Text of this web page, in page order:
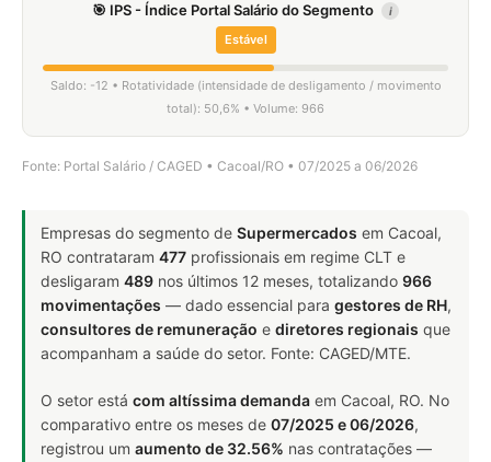
🎯 IPS - Índice Portal Salário do Segmento i
Estável
Saldo: -12 • Rotatividade (intensidade de desligamento / movimento
total): 50,6% • Volume: 966
Fonte: Portal Salário / CAGED • Cacoal/RO • 07/2025 a 06/2026
Empresas do segmento de Supermercados em Cacoal,
RO contrataram 477 profissionais em regime CLT e
desligaram 489 nos últimos 12 meses, totalizando 966
movimentações — dado essencial para gestores de RH,
consultores de remuneração e diretores regionais que
acompanham a saúde do setor. Fonte: CAGED/MTE.
O setor está com altíssima demanda em Cacoal, RO. No
comparativo entre os meses de 07/2025 e 06/2026,
registrou um aumento de 32.56% nas contratações —